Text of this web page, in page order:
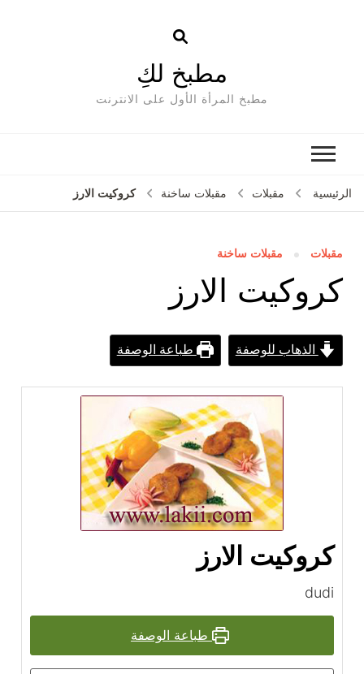
مطبخ لكِ
مطبخ المرأة الأول على الانترنت
الرئيسية مقبلات مقبلات ساخنة كروكيت الارز
مقبلات مقبلات ساخنة
كروكيت الارز
الذهاب للوصفة طباعة الوصفة
كروكيت الارز
dudi
طباعة الوصفة